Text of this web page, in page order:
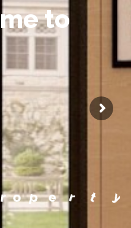
me to
perty Manag e e